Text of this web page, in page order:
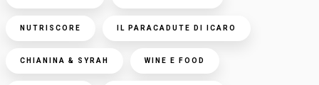
NUTRISCORE IL PARACADUTE DI ICARO
CHIANINA & SYRAH WINE E FOOD